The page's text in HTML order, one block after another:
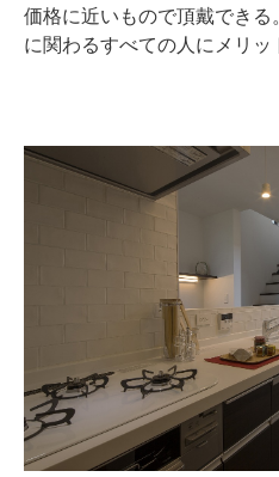
価格に近いもので頂戴でき
に関わるすべての人にメリッ